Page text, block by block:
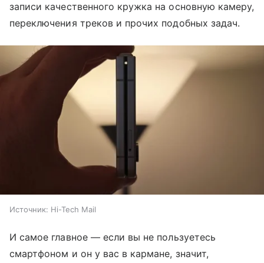
записи качественного кружка на основную камеру,
переключения треков и прочих подобных задач.
Источник: Hi-Tech Mail
И самое главное — если вы не пользуетесь
смартфоном и он у вас в кармане, значит,